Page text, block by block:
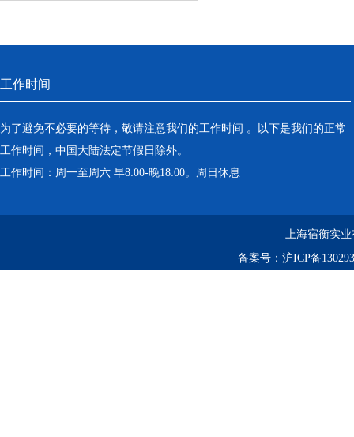
工作时间
为了避免不必要的等待，敬请注意我们的工作时间 。以下是我们的正常
工作时间，中国大陆法定节假日除外。
工作时间：周一至周六 早8:00-晚18:00。周日休息
上海宿衡实
备案号： 沪ICP备